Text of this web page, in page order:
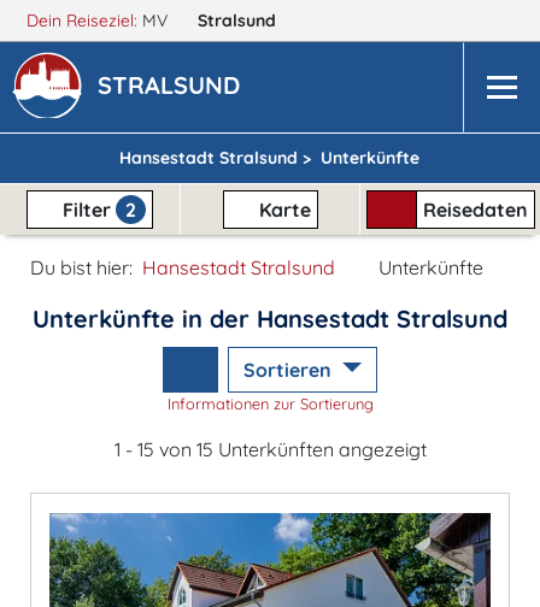
Dein Reiseziel: MV Stralsund
STRALSUND
Hansestadt Stralsund > Unterkünfte
Filter 2 Karte Reisedaten
Du bist hier: Hansestadt Stralsund Unterkünfte
Unterkünfte in der Hansestadt Stralsund
Sortieren
Informationen zur Sortierung
1 - 15 von 15 Unterkünften angezeigt